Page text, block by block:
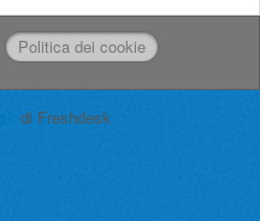
Politica dei cookie
di Freshdesk